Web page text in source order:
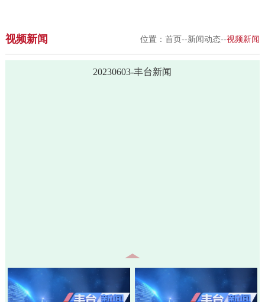
视频新闻 位置：首页--新闻动态--视频新闻
20230603-丰台新闻